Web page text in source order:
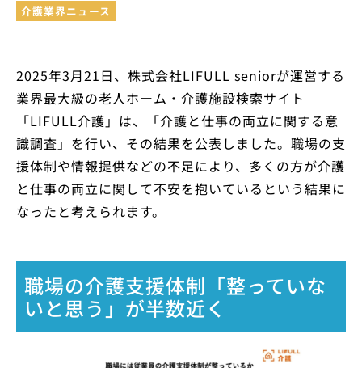
介護業界ニュース
2025年3月21日、株式会社LIFULL seniorが運営する
業界最大級の老人ホーム・介護施設検索サイト
「LIFULL介護」は、「介護と仕事の両立に関する意
識調査」を行い、その結果を公表しました。職場の支
援体制や情報提供などの不足により、多くの方が介護
と仕事の両立に関して不安を抱いているという結果に
なったと考えられます。
職場の介護支援体制「整っていな
いと思う」が半数近く